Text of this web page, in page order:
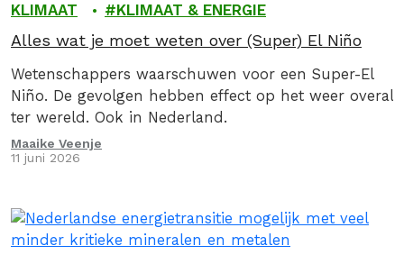
KLIMAAT KLIMAAT & ENERGIE
Alles wat je moet weten over (Super) El Niño
Wetenschappers waarschuwen voor een Super-El
Niño. De gevolgen hebben effect op het weer overal
ter wereld. Ook in Nederland.
Maaike Veenje
11 juni 2026